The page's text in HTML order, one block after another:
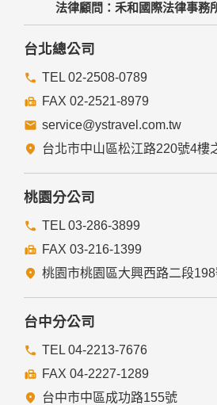
法律顧問：禾和國際法律事務
台北總公司
TEL 02-2508-0789
FAX 02-2521-8979
service@ystravel.com.tw
台北市中山區松江路220號4樓
桃園分公司
TEL 03-286-3899
FAX 03-216-1399
桃園市桃園區大興西路二段
台中分公司
TEL 04-2213-7676
FAX 04-2227-1289
台中市中區成功路155號